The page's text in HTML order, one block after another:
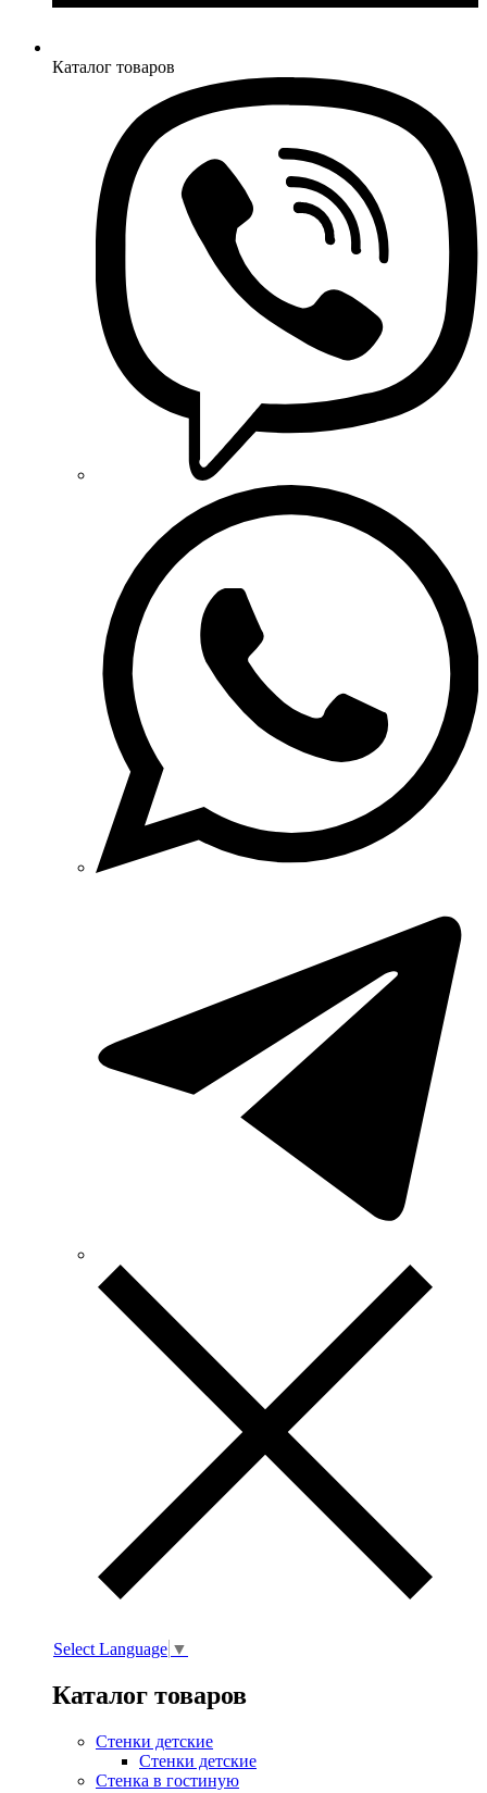
Каталог товаров
Select Language ▼
Каталог товаров
Стенки детские
Стенки детские
Стенка в гостиную